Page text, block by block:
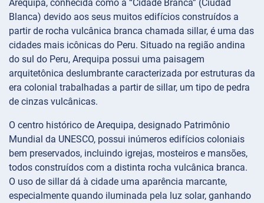
Arequipa, conhecida como a “Cidade Branca” (Ciudad
Blanca) devido aos seus muitos edifícios construídos a
partir de rocha vulcânica branca chamada sillar, é uma das
cidades mais icônicas do Peru. Situado na região andina
do sul do Peru, Arequipa possui uma paisagem
arquitetônica deslumbrante caracterizada por estruturas da
era colonial trabalhadas a partir de sillar, um tipo de pedra
de cinzas vulcânicas.
O centro histórico de Arequipa, designado Patrimônio
Mundial da UNESCO, possui inúmeros edifícios coloniais
bem preservados, incluindo igrejas, mosteiros e mansões,
todos construídos com a distinta rocha vulcânica branca.
O uso de sillar dá à cidade uma aparência marcante,
especialmente quando iluminada pela luz solar, ganhando